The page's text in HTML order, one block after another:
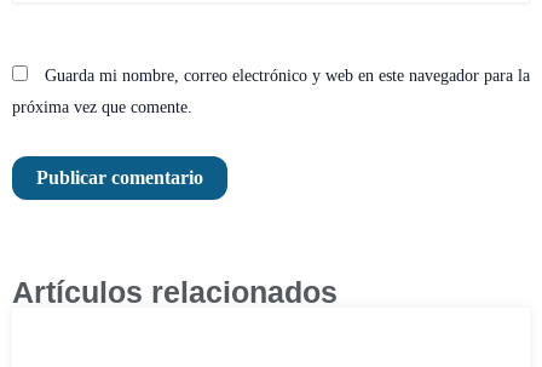
Guarda mi nombre, correo electrónico y web en este navegador para la
próxima vez que comente.
Artículos relacionados